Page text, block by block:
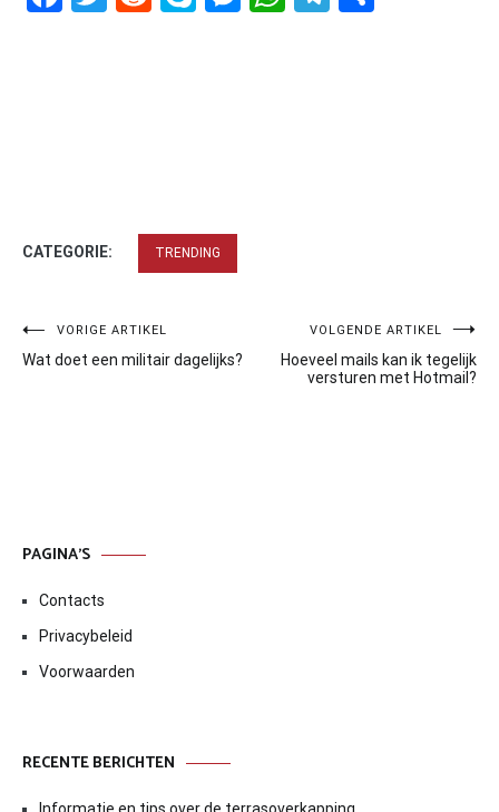
CATEGORIE: TRENDING
Bericht
navigatie
VORIGE ARTIKEL
Wat doet een militair dagelijks?
VOLGENDE ARTIKEL
Hoeveel mails kan ik tegelijk
versturen met Hotmail?
PAGINA’S
Contacts
Privacybeleid
Voorwaarden
RECENTE BERICHTEN